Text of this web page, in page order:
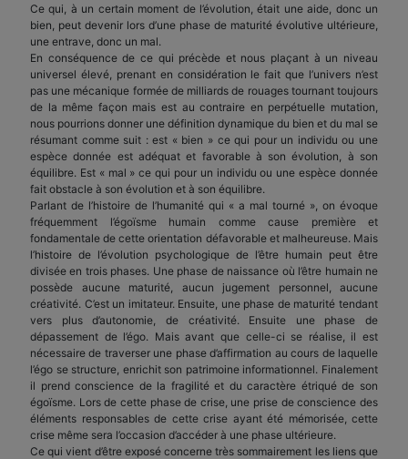
Ce qui, à un certain moment de l’évolution, était une aide, donc un
bien, peut devenir lors d’une phase de maturité évolutive ultérieure,
une entrave, donc un mal.
En conséquence de ce qui précède et nous plaçant à un niveau
universel élevé, prenant en considération le fait que l’univers n’est
pas une mécanique formée de milliards de rouages tournant toujours
de la même façon mais est au contraire en perpétuelle mutation,
nous pourrions donner une définition dynamique du bien et du mal se
résumant comme suit : est « bien » ce qui pour un individu ou une
espèce donnée est adéquat et favorable à son évolution, à son
équilibre. Est « mal » ce qui pour un individu ou une espèce donnée
fait obstacle à son évolution et à son équilibre.
Parlant de l’histoire de l’humanité qui « a mal tourné », on évoque
fréquemment l’égoïsme humain comme cause première et
fondamentale de cette orientation défavorable et malheureuse. Mais
l’histoire de l’évolution psychologique de l’être humain peut être
divisée en trois phases. Une phase de naissance où l’être humain ne
possède aucune maturité, aucun jugement personnel, aucune
créativité. C’est un imitateur. Ensuite, une phase de maturité tendant
vers plus d’autonomie, de créativité. Ensuite une phase de
dépassement de l’égo. Mais avant que celle-ci se réalise, il est
nécessaire de traverser une phase d’affirmation au cours de laquelle
l’égo se structure, enrichit son patrimoine informationnel. Finalement
il prend conscience de la fragilité et du caractère étriqué de son
égoïsme. Lors de cette phase de crise, une prise de conscience des
éléments responsables de cette crise ayant été mémorisée, cette
crise même sera l’occasion d’accéder à une phase ultérieure.
Ce qui vient d’être exposé concerne très sommairement les liens que